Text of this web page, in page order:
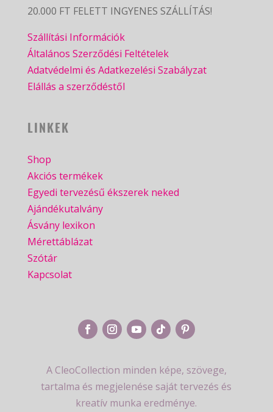
20.000 FT FELETT INGYENES SZÁLLÍTÁS!
Szállítási Információk
Általános Szerződési Feltételek
Adatvédelmi és Adatkezelési Szabályzat
Elállás a szerződéstől
LINKEK
Shop
Akciós termékek
Egyedi tervezésű ékszerek neked
Ajándékutalvány
Ásvány lexikon
Mérettáblázat
Szótár
Kapcsolat
A CleoCollection minden képe, szövege,
tartalma és megjelenése saját tervezés és
kreatív munka eredménye.